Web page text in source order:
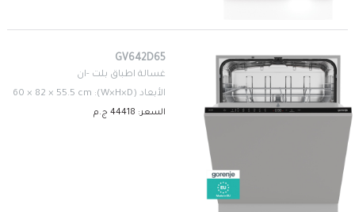
GV642D65
غسالة اطباق بلت -ان
الأبعاد (W×H×D): 60 × 82 × 55.5 cm
السعر: 44418 ج.م